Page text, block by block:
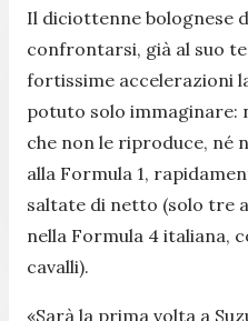
Il diciottenne bolognese
confrontarsi, già al suo
fortissime accelerazioni
potuto solo immaginare:
che non le riproduce, né
alla Formula 1,
saltate di netto (solo tre
nella Formula 4 italiana,
cavalli).
«Sarà la prima volta a